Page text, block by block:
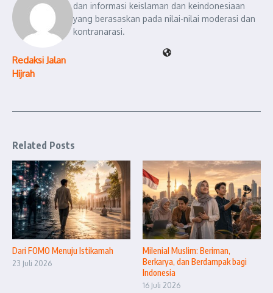
Redaksi Jalan
Hijrah
dan informasi keislaman dan keindonesiaan
yang berasaskan pada nilai-nilai moderasi dan
kontranarasi.
Related Posts
Dari FOMO Menuju Istikamah
23 Juli 2026
Milenial Muslim: Beriman,
Berkarya, dan Berdampak bagi
Indonesia
16 Juli 2026